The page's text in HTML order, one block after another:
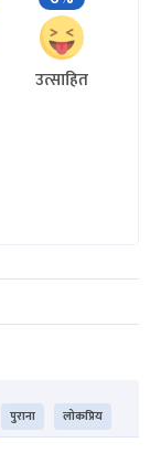
उत्साहित
पुराना लोकप्रिय